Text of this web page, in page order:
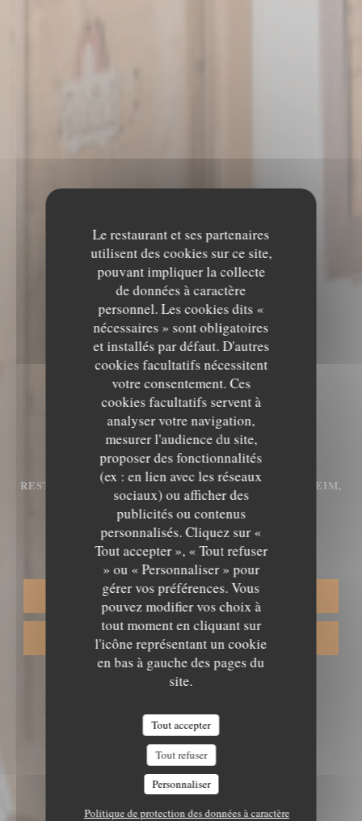
Le restaurant et ses partenaires
utilisent des cookies sur ce site,
pouvant impliquer la collecte
de données à caractère
personnel. Les cookies dits «
nécessaires » sont obligatoires
et installés par défaut. D'autres
cookies facultatifs nécessitent
votre consentement. Ces
cookies facultatifs servent à
analyser votre navigation,
mesurer l'audience du site,
proposer des fonctionnalités
(ex : en lien avec les réseaux
sociaux) ou afficher des
publicités ou contenus
personnalisés. Cliquez sur «
Tout accepter », « Tout refuser
» ou « Personnaliser » pour
gérer vos préférences. Vous
pouvez modifier vos choix à
tout moment en cliquant sur
l'icône représentant un cookie
en bas à gauche des pages du
site.
Tout accepter
Tout refuser
Personnaliser
Politique de protection des données à caractère
RESTAURANT TRADITIONNEL ALSACIEN•
PLOBSHEIM,
STRASBOURG
AUBERGE DU MOULIN
RÉSERVER
VENTE À EMPORTER